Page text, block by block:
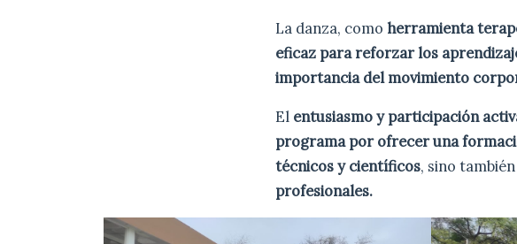
La danza, como herramienta
eficaz para reforzar los
importancia del movimiento
El entusiasmo y participación
programa por ofrecer una
técnicos y científicos, sino
profesionales.